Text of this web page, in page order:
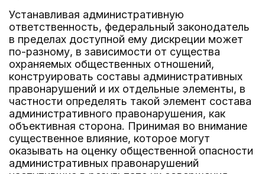
Устанавливая административную
ответственность, федеральный законодатель
в пределах доступной ему дискреции может
по-разному, в зависимости от существа
охраняемых общественных отношений,
конструировать составы административных
правонарушений и их отдельные элементы, в
частности определять такой элемент состава
административного правонарушения, как
объективная сторона. Принимая во внимание
существенное влияние, которое могут
оказывать на оценку общественной опасности
административных правонарушений